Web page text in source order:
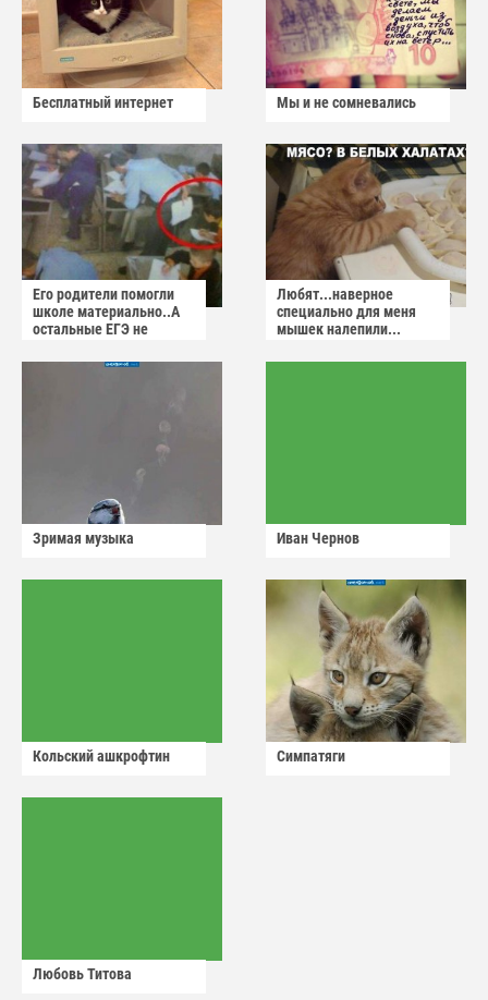
Бесплатный интернет Мы и не сомневались
Его родители помогли
школе материально..А
остальные ЕГЭ не
Любят...наверное
специально для меня
мышек налепили...
Зримая музыка Иван Чернов
Кольский ашкрофтин Симпатяги
Любовь Титова